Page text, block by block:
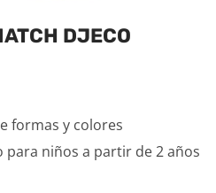
DJECO
formas y colores
para niños a partir de 2 años